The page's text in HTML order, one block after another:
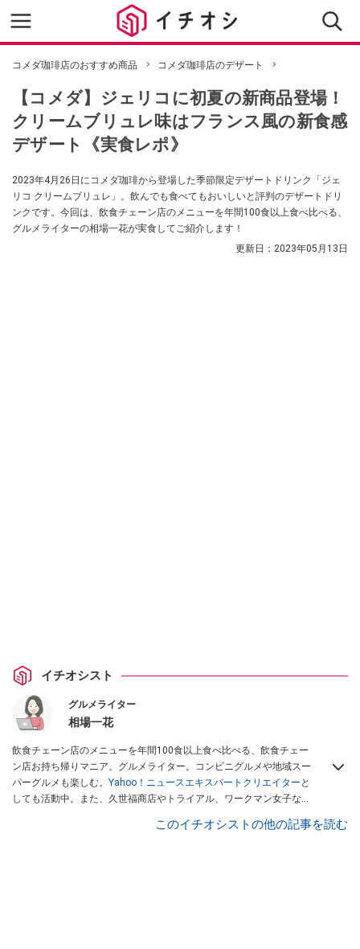
コメダ珈琲店のおすすめ商品 コメダ珈琲店のデザート
【コメダ】ジェリコに初夏の新商品登場！
クリームブリュレ味はフランス風の新食感
デザート《実食レポ》
2023年4月26日にコメダ珈琲から登場した季節限定デザートドリンク「ジェ
リコ クリームブリュレ」。飲んでも食べてもおいしいと評判のデザートドリ
ンクです。今回は、飲食チェーン店のメニューを年間100食以上食べ比べる、
グルメライターの相場一花が実食してご紹介します！
更新日： 2023年05月13日
イチオシスト
グルメライター
相場一花
飲食チェーン店のメニューを年間100食以上食べ比べる、飲食チェー
ン店お持ち帰りマニア。グルメライター。コンビニグルメや地域スー
パーグルメも楽しむ。 Yahoo！ニュースエキスパートクリエイター と
しても活動中。また、久世福商店やトライアル、ワークマン女子など
、集英社「週刊プレイボーイ」、宝島
このイチオシストの他の記事を読む